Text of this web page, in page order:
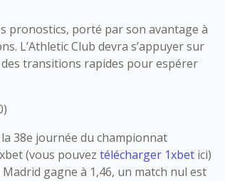
pronostics, porté par son avantage à
L’Athletic Club devra s’appuyer sur
transitions rapides pour espérer
38e journée du championnat
(vous pouveztélécharger 1xbet ici)
gagne à 1,46, un match nul est